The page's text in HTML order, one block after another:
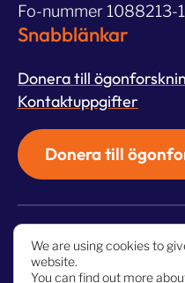
Fo-nummer 1088213-1
Snabblänkar
Donera till
Kontaktuppgifter
Donera till
Copyright 2024
We are using cookies to
website.
You can find out more